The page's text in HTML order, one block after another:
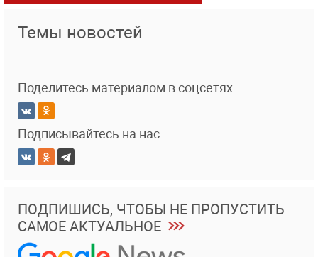
Темы новостей
Поделитесь материалом в соцсетях
Подписывайтесь на нас
ПОДПИШИСЬ, ЧТОБЫ НЕ ПРОПУСТИТЬ
САМОЕ АКТУАЛЬНОЕ